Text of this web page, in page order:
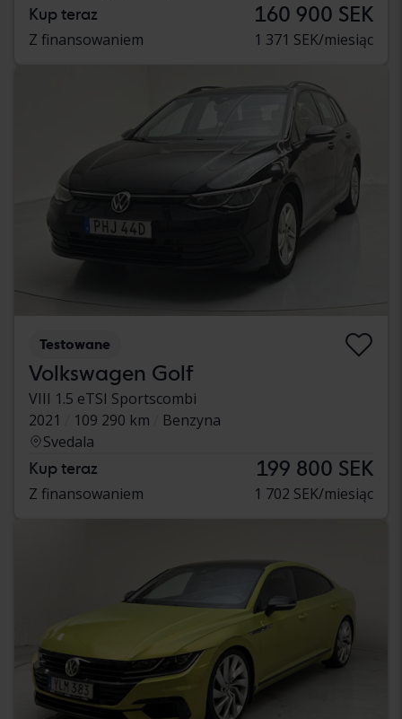
Kup teraz 160 900 SEK
Z finansowaniem 1 371 SEK/miesiąc
Testowane
Volkswagen Golf
VIII 1.5 eTSI Sportscombi
2021
109 290 km
Benzyna
Svedala
Kup teraz 199 800 SEK
Z finansowaniem 1 702 SEK/miesiąc